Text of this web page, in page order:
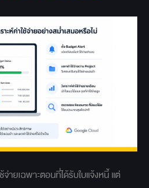
ยเฉพาะตอนที่ได้รับใบแจ้งหนี้ แต่